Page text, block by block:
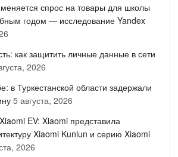
меняется спрос на товары для школы
годом — исследование Yandex
как защитить личные данные в сети
2026
в Туркестанской области задержали
5 августа, 2026
EV: Xiaomi представила
Xiaomi Kunlun и серию Xiaomi
2026